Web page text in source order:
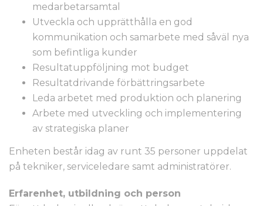
medarbetarsamtal
Utveckla och upprätthålla en god
kommunikation och samarbete med såväl nya
som befintliga kunder
Resultatuppföljning mot budget
Resultatdrivande förbättringsarbete
Leda arbetet med produktion och planering
Arbete med utveckling och implementering
av strategiska planer
Enheten består idag av runt 35 personer uppdelat
på tekniker, serviceledare samt administratörer.
Erfarenhet, utbildning och person